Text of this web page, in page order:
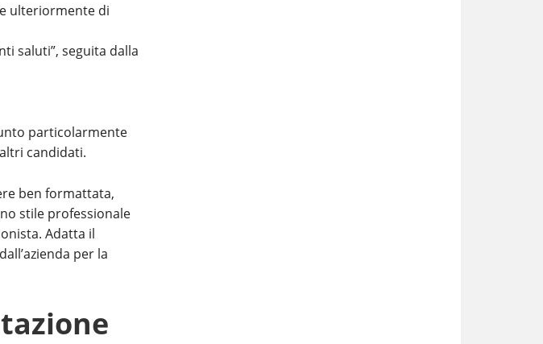
ulteriormente di
saluti”, seguita dalla
particolarmente
candidati.
ben formattata,
stile professionale
Adatta il
per la